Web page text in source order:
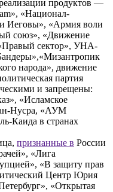
продуктов —
«Национал-
Иеговы», «Армия воли
союз», «Движение
сектор», УНА-
народа», движение
партия
и запрещены:
«Исламское
Нусра, «АУМ
Каида в странах
признанные в России
«Лига
«В защиту прав
Центр Юрия
«Открытая